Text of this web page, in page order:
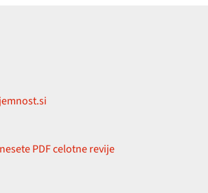
PDF celotne revije